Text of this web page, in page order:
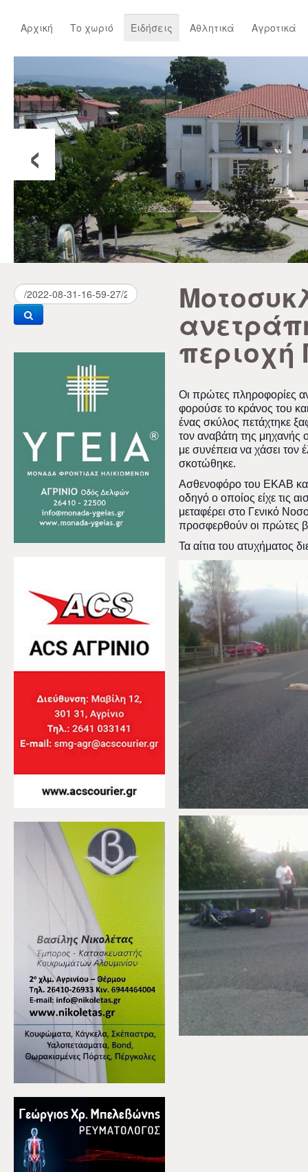
Αρχική Το χωριό Ειδήσεις Αθλητικά Αγροτικά
‹
Οι πρώτες πληροφορίες
φορούσε το κράνος του
ένας σκύλος πετάχτηκε
τον αναβάτη της μηχανής
με συνέπεια να χάσει τον
σκοτώθηκε.
Ασθενοφόρο του ΕΚΑΒ
οδηγό ο οποίος είχε τις
μεταφέρει στο Γενικό
προσφερθούν οι πρώτες
Τα αίτια του ατυχήματος